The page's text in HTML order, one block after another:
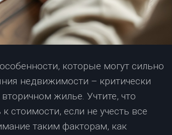
которые могут сильно
недвижимости – критически
жилье. Учтите, что
стоимости, если не учесть все
таким факторам, как